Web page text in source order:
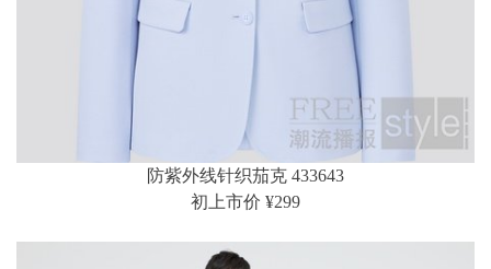
防紫外线针织茄克 433643
初上市价 ¥299